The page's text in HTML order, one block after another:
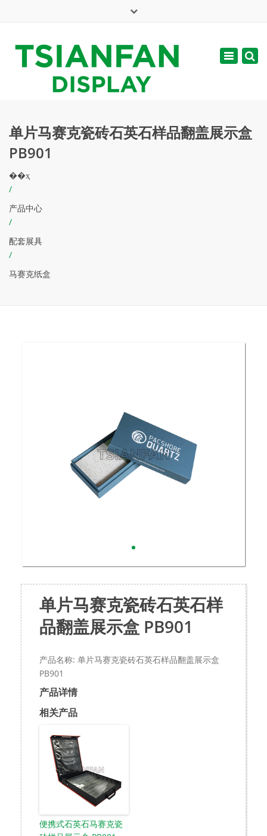
周一 - 周六: 7:00 - 17:00
Toggle
单片马赛克瓷砖石英石样品翻盖展示盒
PB901
��ҳ
/
产品中心
/
配套展具
/
马赛克纸盒
单片马赛克瓷砖石英石样
品翻盖展示盒 PB901
产品名称: 单片马赛克瓷砖石英石样品翻盖展示盒
PB901
产品详情
相关产品
便携式石英石马赛克瓷